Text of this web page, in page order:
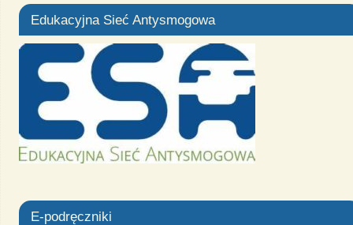
Edukacyjna Sieć Antysmogowa
E-podręczniki